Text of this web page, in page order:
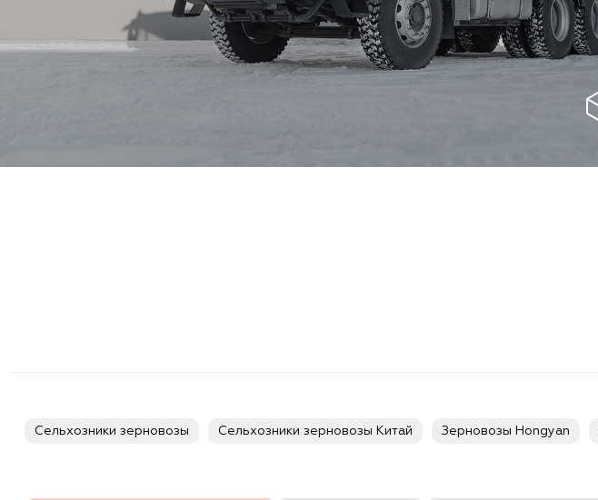
Сельхозники зерновозы Сельхозники зерновозы Китай Зерновозы Hongyan